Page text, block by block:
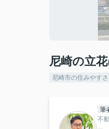
尼崎の立
尼崎市の住みやす
筆
不